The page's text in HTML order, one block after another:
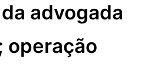
advogada
operação